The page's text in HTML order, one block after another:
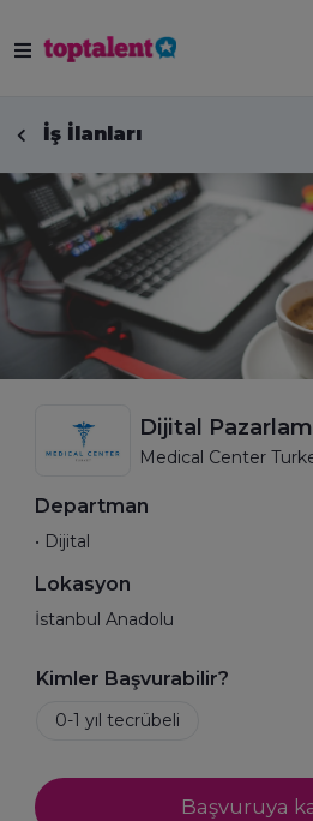
İş İlanları
Dijital
Medical Center
Departman
• Dijital
Lokasyon
İstanbul Anadolu
Kimler Başvurabilir?
Başvuruya